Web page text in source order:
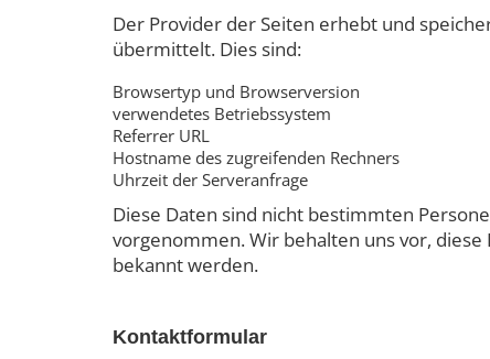
Der Provider der Seiten erhebt und
übermittelt. Dies sind:
Browsertyp und Browserversion
verwendetes Betriebssystem
Referrer URL
Hostname des zugreifenden Rechners
Uhrzeit der Serveranfrage
Diese Daten sind nicht bestimmten
vorgenommen. Wir behalten uns vor,
bekannt werden.
Kontaktformular